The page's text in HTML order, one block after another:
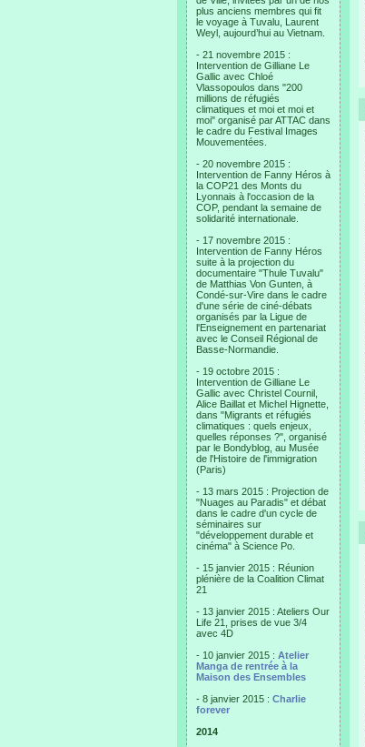
plus anciens membres qui fit
le voyage à Tuvalu, Laurent
Weyl, aujourd’hui au Vietnam.
- 21 novembre 2015 :
Intervention de Gilliane Le
Gallic avec Chloé
Vlassopoulos dans "200
millions de réfugiés
climatiques et moi et moi et
moi" organisé par ATTAC dans
le cadre du Festival Images
Mouvementées.
- 20 novembre 2015 :
Intervention de Fanny Héros à
la COP21 des Monts du
Lyonnais à l'occasion de la
COP, pendant la semaine de
solidarité internationale.
- 17 novembre 2015 :
Intervention de Fanny Héros
suite à la projection du
documentaire "Thule Tuvalu"
de Matthias Von Gunten, à
Condé-sur-Vire dans le cadre
d'une série de ciné-débats
organisés par la Ligue de
l'Enseignement en partenariat
avec le Conseil Régional de
Basse-Normandie.
- 19 octobre 2015 :
Intervention de Gilliane Le
Gallic avec Christel Cournil,
Alice Baillat et Michel Hignette,
dans "Migrants et réfugiés
climatiques : quels enjeux,
quelles réponses ?", organisé
par le Bondyblog, au Musée
de l'Histoire de l'immigration
(Paris)
- 13 mars 2015 : Projection de
"Nuages au Paradis" et débat
dans le cadre d'un cycle de
séminaires sur
"développement durable et
cinéma" à Science Po.
- 15 janvier 2015 : Réunion
plénière de la Coalition Climat
21
- 13 janvier 2015 : Ateliers Our
Life 21, prises de vue 3/4
avec 4D
- 10 janvier 2015 : Atelier
Manga de rentrée à la
Maison des Ensembles
- 8 janvier 2015 : Charlie
forever
2014